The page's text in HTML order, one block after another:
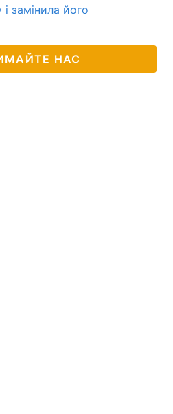
і замінила його
НАС